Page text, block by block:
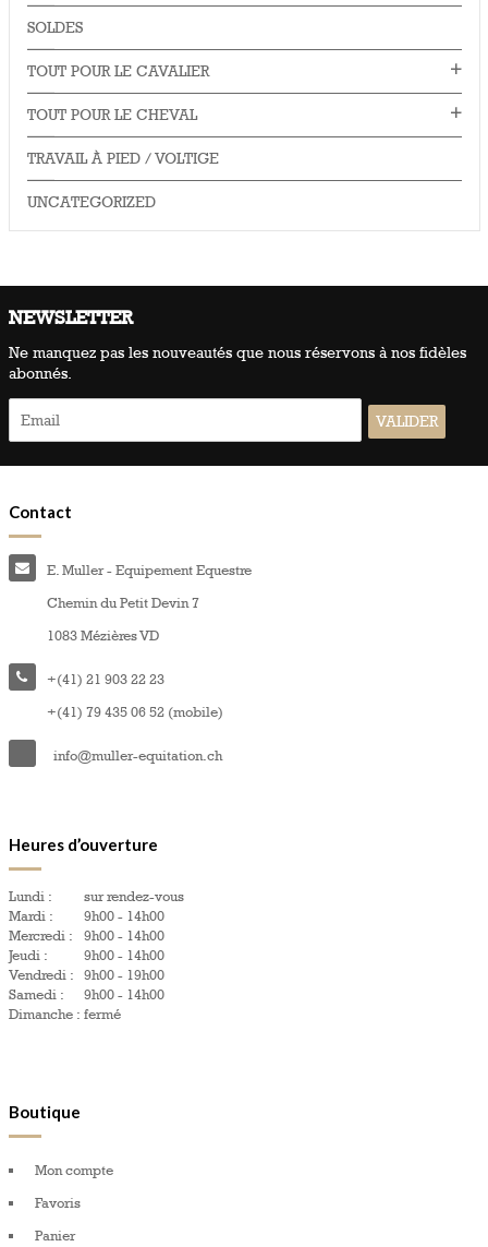
SOLDES
TOUT POUR LE CAVALIER
TOUT POUR LE CHEVAL
TRAVAIL À PIED / VOLTIGE
UNCATEGORIZED
NEWSLETTER
Ne manquez pas les nouveautés que nous réservons à nos fidèles
abonnés.
Contact
E. Muller - Equipement Equestre
Chemin du Petit Devin 7
1083 Mézières VD
+(41) 21 903 22 23
+(41) 79 435 06 52 (mobile)
info@muller-equitation.ch
Heures d’ouverture
Lundi :
sur rendez-vous
Mardi :
9h00 - 14h00
Mercredi :
9h00 - 14h00
Jeudi :
9h00 - 14h00
Vendredi :
9h00 - 19h00
Samedi :
9h00 - 14h00
Dimanche : fermé
Boutique
Mon compte
Favoris
Panier